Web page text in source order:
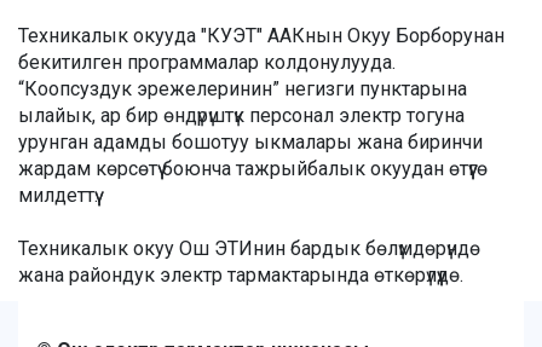
Техникалык окууда "КУЭТ" ААКнын Окуу Борборунан
бекитилген программалар колдонулууда.
“Коопсуздук эрежелеринин” негизги пунктарына
ылайык, ар бир өндүрүштүк персонал электр тогуна
урунган адамды бошотуу ыкмалары жана биринчи
жардам көрсөтүү боюнча тажрыйбалык окуудан өтүүгө
милдеттүү.
Техникалык окуу Ош ЭТИнин бардык бөлүмдөрүндө
жана райондук электр тармактарында өткөрүлүүдө.